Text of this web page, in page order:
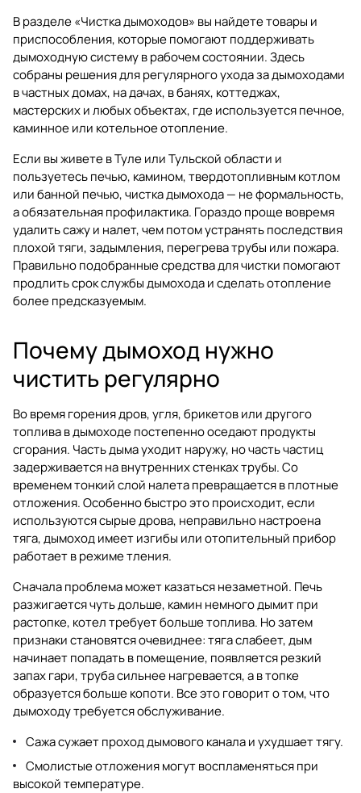
В разделе«Чистка дымоходов» вы найдете товары и
приспособления, которые помогают поддерживать
дымоходную систему в рабочем состоянии. Здесь
собраны решения для регулярного ухода за дымоходами
в частных домах, на дачах, в банях, коттеджах,
мастерских и любых объектах, где используется печное,
каминное или котельное отопление.
Если вы живете в Туле или Тульской области и
пользуетесь печью, камином, твердотопливным котлом
или банной печью, чистка дымохода — не формальность,
а обязательная профилактика. Гораздо проще вовремя
удалить сажу и налет, чем потом устранять последствия
плохой тяги, задымления, перегрева трубы или пожара.
Правильно подобранные средства для чистки помогают
продлить срок службы дымохода и сделать отопление
более предсказуемым.
Почему дымоход нужно
чистить регулярно
Во время горения дров, угля, брикетов или другого
топлива в дымоходе постепенно оседают продукты
сгорания. Часть дыма уходит наружу, но часть частиц
задерживается на внутренних стенках трубы. Со
временем тонкий слой налета превращается в плотные
отложения. Особенно быстро это происходит, если
используются сырые дрова, неправильно настроена
тяга, дымоход имеет изгибы или отопительный прибор
работает в режиме тления.
Сначала проблема может казаться незаметной. Печь
разжигается чуть дольше, камин немного дымит при
растопке, котел требует больше топлива. Но затем
признаки становятся очевиднее: тяга слабеет, дым
начинает попадать в помещение, появляется резкий
запах гари, труба сильнее нагревается, а в топке
образуется больше копоти. Все это говорит о том, что
дымоходу требуется обслуживание.
Сажа сужает проход дымового канала и ухудшает тягу.
Смолистые отложения могут воспламеняться при
высокой температуре.